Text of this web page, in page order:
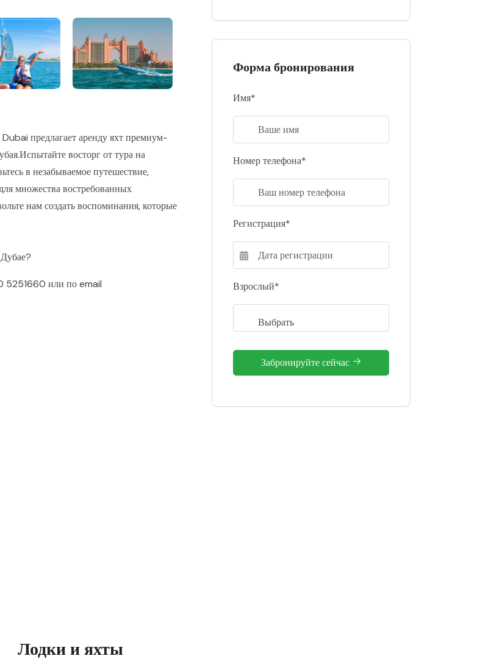
предлагает аренду яхт премиум-
восторг от тура на
в незабываемое путешествие,
множества востребованных
нам создать воспоминания, которые
5251660 или по email
Форма бронирования
Имя*
Номер телефона*
Регистрация*
Взрослый*
Забронируйте сейчас
Лодки и яхты